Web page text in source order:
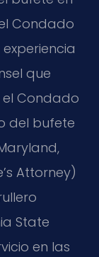
Condado
que
Condado
del bufete
Attorney)
State
en las